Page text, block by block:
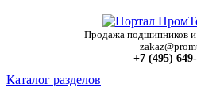
Продажа подшипников
+7 (495)
Каталог разделов